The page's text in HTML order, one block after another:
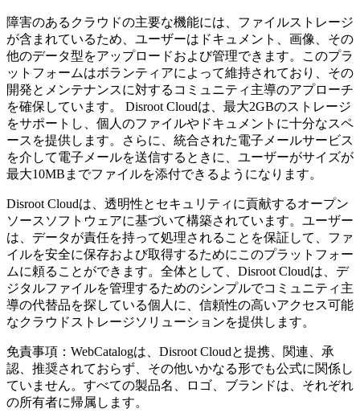
障害のあるクラウドの主要な機能には、ファイルストレージ
が含まれているため、ユーザーはドキュメント、画像、その
他のデータ型をアップロードおよび管理できます。このプラ
ットフォームはボランティアによって維持されており、その
開発とメンテナンスに対するコミュニティ主導のアプローチ
を確保しています。 Disroot Cloudは、最大2GBのストレージ
をサポートし、個人のファイルやドキュメントに十分なスペ
ースを提供します。さらに、統合された電子メールサービス
を介して電子メールを送信するときに、ユーザーがサイズが
最大10MBまでファイルを添付できるようになります。
Disroot Cloudは、透明性とセキュリティに貢献するオープン
ソースソフトウェアに基づいて構築されています。ユーザー
は、データが責任を持って処理されることを保証して、ファ
イルを安全に保存および取得するためにこのプラットフォー
ムに頼ることができます。全体として、Disroot Cloudは、デ
ジタルファイルを管理するためのシンプルでコミュニティ主
導の代替品を探している個人に、信頼性の高いアクセス可能
なクラウドストレージソリューションを提供します。
免責事項：WebCatalogは、Disroot Cloudと提携、関連、承
認、推奨されておらず、その他いかなる形でも公式に関係し
ていません。すべての製品名、ロゴ、ブランドは、それぞれ
の所有者に帰属します。